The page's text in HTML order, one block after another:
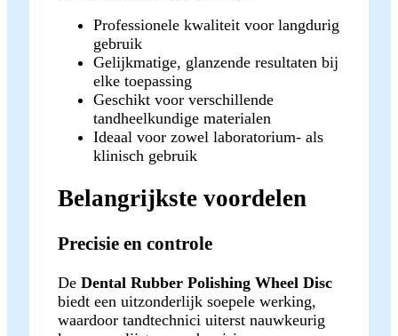
Professionele kwaliteit voor langdurig
gebruik
Gelijkmatige, glanzende resultaten bij
elke toepassing
Geschikt voor verschillende
tandheelkundige materialen
Ideaal voor zowel laboratorium- als
klinisch gebruik
Belangrijkste voordelen
Precisie en controle
De Dental Rubber Polishing Wheel Disc
biedt een uitzonderlijk soepele werking,
waardoor tandtechnici uiterst nauwkeurig